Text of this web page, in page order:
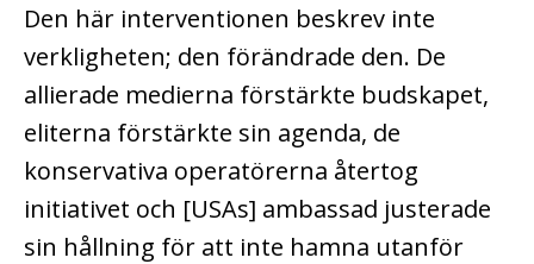
Den här interventionen beskrev inte
verkligheten; den förändrade den. De
allierade medierna förstärkte budskapet,
eliterna förstärkte sin agenda, de
konservativa operatörerna återtog
initiativet och [USAs] ambassad justerade
sin hållning för att inte hamna utanför